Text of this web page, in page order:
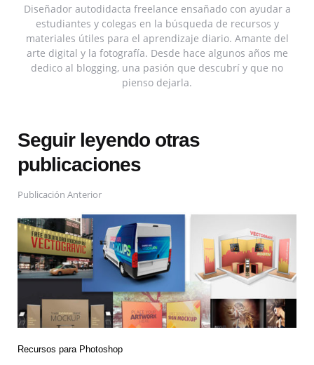
Diseñador autodidacta freelance ensañado con ayudar a
estudiantes y colegas en la búsqueda de recursos y
materiales útiles para el aprendizaje diario. Amante del
arte digital y la fotografía. Desde hace algunos años me
dedico al blogging, una pasión que descubrí y que no
pienso dejarla.
Seguir leyendo otras
publicaciones
Publicación Anterior
Recursos para Photoshop